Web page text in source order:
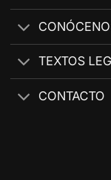
TEXTOS
CONTACTO